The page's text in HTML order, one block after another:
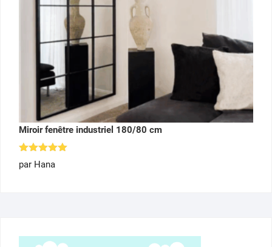
Miroir fenêtre industriel 180/80 cm
Note
sur 5
par Hana